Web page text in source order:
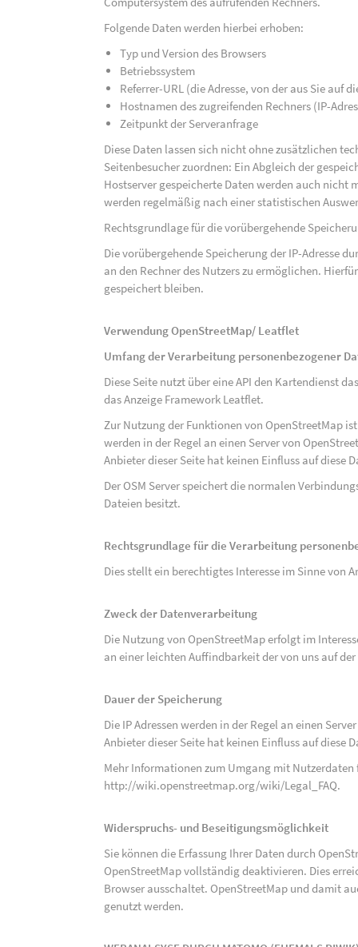
Folgende Daten werden hierbei erhoben:
Typ und Version des Browsers
Betriebssystem
Referrer-URL (die Adresse, von der aus Sie auf
Hostnamen des zugreifenden Rechners (IP-
Zeitpunkt der Serveranfrage
Diese Daten lassen sich nicht ohne zusätzlichen
Seitenbesucher zuordnen: Ein Abgleich der
Hostserver gespeicherte Daten werden auch nicht
werden regelmäßig nach einer statistischen
Rechtsgrundlage für die vorübergehende
Die vorübergehende Speicherung der IP-Adresse
an den Rechner des Nutzers zu ermöglichen.
gespeichert bleiben.
Verwendung OpenStreetMap/ Leatflet
Umfang der Verarbeitung personenbezogener
Diese Seite nutzt über eine API den Kartendienst
das Anzeige Framework Leatflet.
Zur Nutzung der Funktionen von OpenStreetMap
werden in der Regel an einen Server von
Anbieter dieser Seite hat keinen Einfluss auf diese
Der OSM Server speichert die normalen
Dateien besitzt.
Rechtsgrundlage für die Verarbeitung
Dies stellt ein berechtigtes Interesse im Sinne von
Zweck der Datenverarbeitung
Die Nutzung von OpenStreetMap erfolgt im
an einer leichten Auffindbarkeit der von uns auf
Dauer der Speicherung
Die IP Adressen werden in der Regel an einen
Anbieter dieser Seite hat keinen Einfluss auf diese
Mehr Informationen zum Umgang mit
http://wiki.openstreetmap.org/wiki/Legal_FAQ.
Widerspruchs- und Beseitigungsmöglichkeit
Sie können die Erfassung Ihrer Daten durch
OpenStreetMap vollständig deaktivieren. Dies
Browser ausschaltet. OpenStreetMap und damit
genutzt werden.